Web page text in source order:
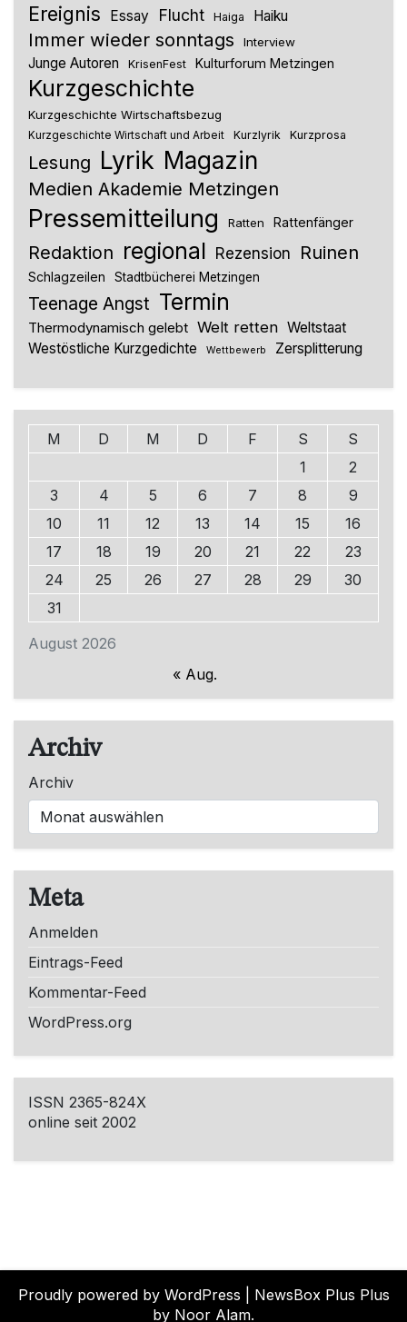
Ereignis Essay Flucht Haiga Haiku
Immer wieder sonntags Interview
Junge Autoren KrisenFest Kulturforum Metzingen
Kurzgeschichte
Kurzgeschichte Wirtschaftsbezug
Kurzgeschichte Wirtschaft und Arbeit Kurzlyrik Kurzprosa
Lesung Lyrik Magazin
Medien Akademie Metzingen
Pressemitteilung Ratten Rattenfänger
Redaktion regional Rezension Ruinen
Schlagzeilen Stadtbücherei Metzingen
Teenage Angst Termin
Thermodynamisch gelebt Welt retten Weltstaat
Westöstliche Kurzgedichte
Wettbewerb Zersplitterung
August 2026
M D M D F S
S
1
2
3
4 5 6 7 8
9
10
11 12 13 14 15
16
17
18 19 20 21 22
23
24
25 26 27 28 29
30
31
« Aug.
Archiv
Archiv
Meta
Anmelden
Eintrags-Feed
Kommentar-Feed
WordPress.org
ISSN 2365-824X
online seit 2002
Proudly powered by WordPress
NewsBox Plus Plus
by Noor Alam.